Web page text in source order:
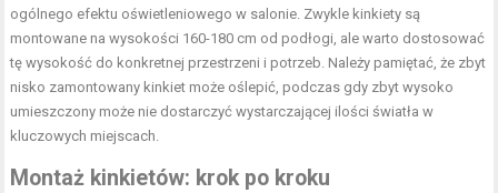
ogólnego efektu oświetleniowego w salonie. Zwykle kinkiety są
montowane na wysokości 160-180 cm od podłogi, ale warto dostosować
tę wysokość do konkretnej przestrzeni i potrzeb. Należy pamiętać, że zbyt
nisko zamontowany kinkiet może oślepić, podczas gdy zbyt wysoko
umieszczony może nie dostarczyć wystarczającej ilości światła w
kluczowych miejscach.
Montaż kinkietów: krok po kroku